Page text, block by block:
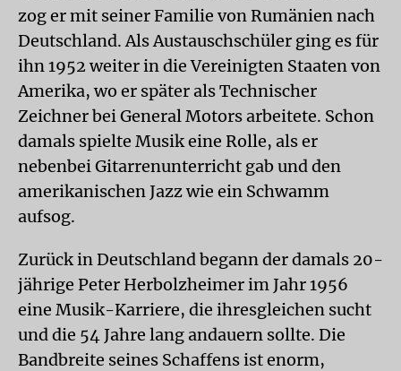
zog er mit seiner Familie von Rumänien nach
Deutschland. Als Austauschschüler ging es für
ihn 1952 weiter in die Vereinigten Staaten von
Amerika, wo er später als Technischer
Zeichner bei General Motors arbeitete. Schon
damals spielte Musik eine Rolle, als er
nebenbei Gitarrenunterricht gab und den
amerikanischen Jazz wie ein Schwamm
aufsog.
Zurück in Deutschland begann der damals 20-
jährige Peter Herbolzheimer im Jahr 1956
eine Musik-Karriere, die ihresgleichen sucht
und die 54 Jahre lang andauern sollte. Die
Bandbreite seines Schaffens ist enorm,